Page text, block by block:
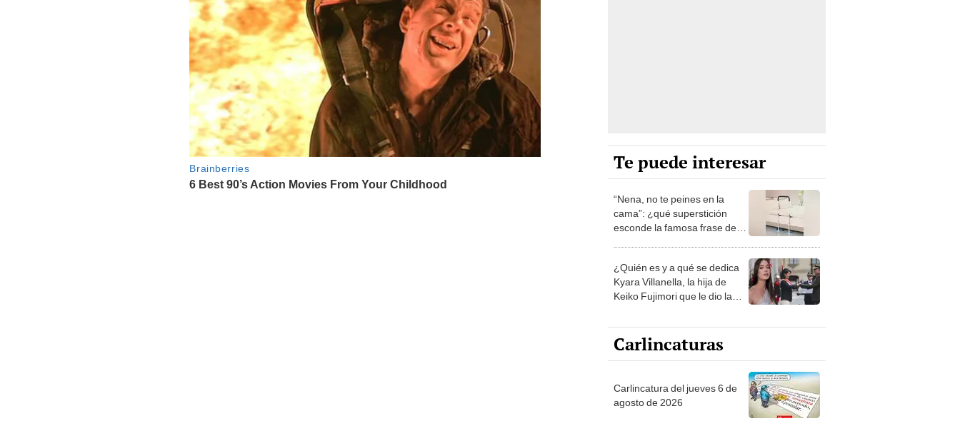
Te puede interesar
“Nena, no te peines en la
cama”: ¿qué superstición
esconde la famosa frase de
¿Quién es y a qué se dedica
Kyara Villanella, la hija de
Keiko Fujimori que le dio la
Carlincaturas
Carlincatura del jueves 6 de
agosto de 2026